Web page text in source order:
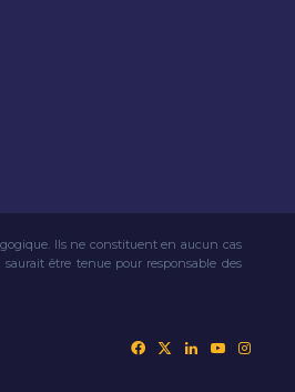
Ils ne constituent en aucun cas
être tenue pour responsable des
FacebookLinkedinYouTube